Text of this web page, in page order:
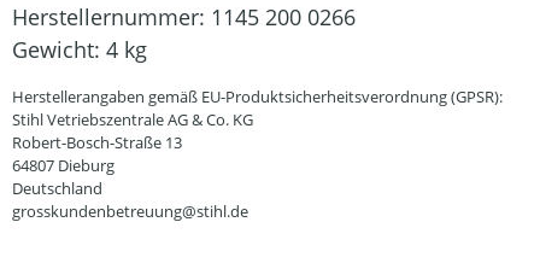
Herstellernummer: 1145 200 0266
Gewicht: 4 kg
Herstellerangaben gemäß EU-Produktsicherheitsverordnung (GPSR):
Stihl Vetriebszentrale AG & Co. KG
Robert-Bosch-Straße 13
64807 Dieburg
Deutschland
grosskundenbetreuung@stihl.de